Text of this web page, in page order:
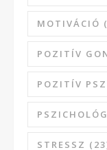
MOTIVÁCIÓ
POZITÍV
POZITÍV
STRESSZ